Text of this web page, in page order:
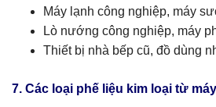
Máy lạnh công nghiệp, máy
Lò nướng công nghiệp, máy
Thiết bị nhà bếp cũ, đồ dùng
7. Các loại phế liệu kim loại từ